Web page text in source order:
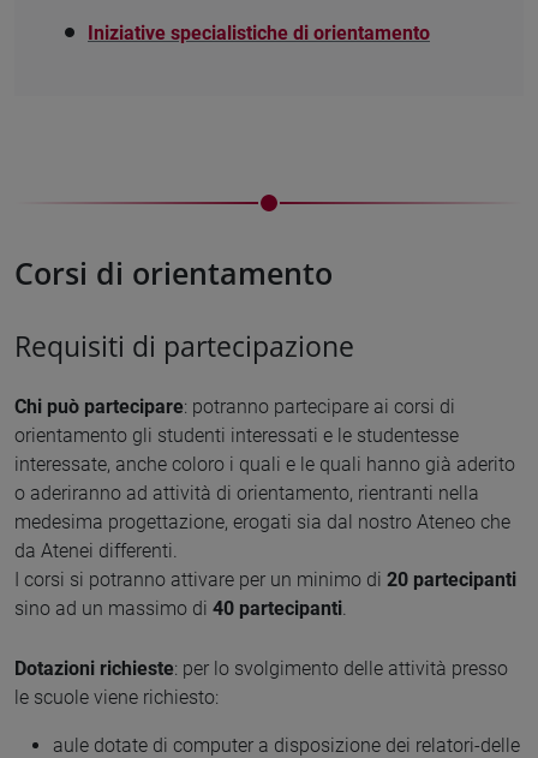
Iniziative specialistiche di orientamento
Corsi di orientamento
Requisiti di partecipazione
Chi può partecipare: potranno partecipare ai corsi di
orientamento gli studenti interessati e le studentesse
interessate, anche coloro i quali e le quali hanno già aderito
o aderiranno ad attività di orientamento, rientranti nella
medesima progettazione, erogati sia dal nostro Ateneo che
da Atenei differenti.
I corsi si potranno attivare per un minimo di 20 partecipanti
sino ad un massimo di 40 partecipanti.
Dotazioni richieste: per lo svolgimento delle attività presso
le scuole viene richiesto:
aule dotate di computer a disposizione dei relatori-delle